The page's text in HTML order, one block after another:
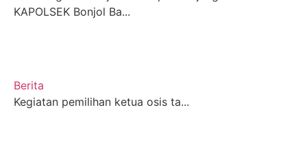
KAPOLSEK Bonjol Ba...
Berita
Kegiatan pemilihan ketua osis ta...